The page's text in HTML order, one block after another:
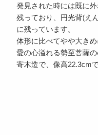
発見された時には既に
残っており、円光背(え
に残っています。
体形に比べてやや大き
愛の心溢れる勢至菩薩
寄木造で、像高22.3cmで